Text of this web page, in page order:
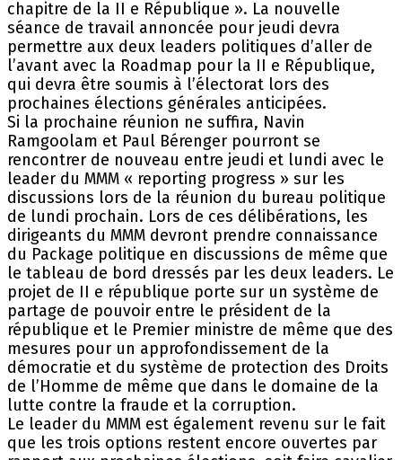
chapitre de la II e République ». La nouvelle
séance de travail annoncée pour jeudi devra
permettre aux deux leaders politiques d’aller de
l’avant avec la Roadmap pour la II e République,
qui devra être soumis à l’électorat lors des
prochaines élections générales anticipées.
Si la prochaine réunion ne suffira, Navin
Ramgoolam et Paul Bérenger pourront se
rencontrer de nouveau entre jeudi et lundi avec le
leader du MMM « reporting progress » sur les
discussions lors de la réunion du bureau politique
de lundi prochain. Lors de ces délibérations, les
dirigeants du MMM devront prendre connaissance
du Package politique en discussions de même que
le tableau de bord dressés par les deux leaders. Le
projet de II e république porte sur un système de
partage de pouvoir entre le président de la
république et le Premier ministre de même que des
mesures pour un approfondissement de la
démocratie et du système de protection des Droits
de l’Homme de même que dans le domaine de la
lutte contre la fraude et la corruption.
Le leader du MMM est également revenu sur le fait
que les trois options restent encore ouvertes par